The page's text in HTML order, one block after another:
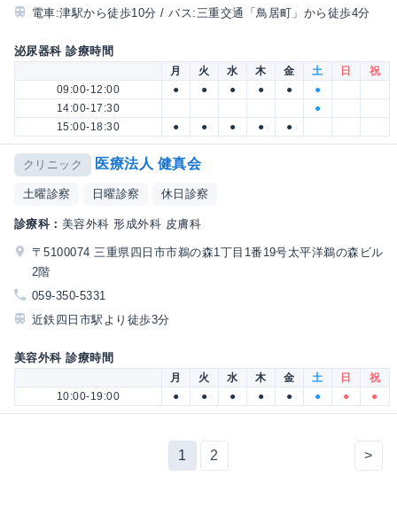
電車:津駅から徒歩10分 / バス:三重交通「鳥居町」から徒歩4分
泌尿器科 診療時間
月 火 水 木 金 土 日
祝
09:00-12:00
● ● ● ● ●
●
14:00-17:30
●
15:00-18:30
● ● ● ● ●
クリニック 医療法人 健真会
土曜診察 日曜診察 休日診察
診療科： 美容外科 形成外科 皮膚科
〒5100074 三重県四日市市鵜の森1丁目1番19号太平洋鵜の森ビル
2階
059-350-5331
近鉄四日市駅より徒歩3分
美容外科 診療時間
月 火 水 木 金 土 日
祝
10:00-19:00
● ● ● ● ● ● ● ●
1 2 >